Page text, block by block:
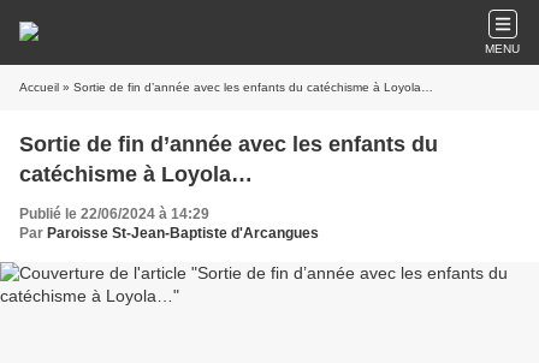
MENU
Accueil » Sortie de fin d’année avec les enfants du catéchisme à Loyola…
Sortie de fin d’année avec les enfants du
catéchisme à Loyola…
Publié le 22/06/2024 à 14:29
Par Paroisse St-Jean-Baptiste d'Arcangues